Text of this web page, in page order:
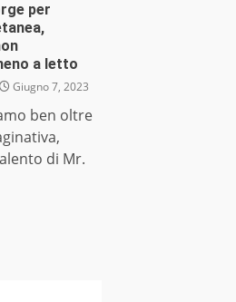
per
a letto
Giugno 7, 2023
ben oltre
di Mr.